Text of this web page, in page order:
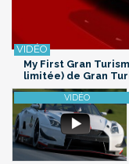
My First Gran
limitée) de Gran